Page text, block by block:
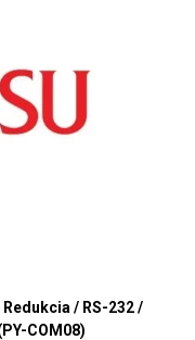
/ RS-232 /
COM08)